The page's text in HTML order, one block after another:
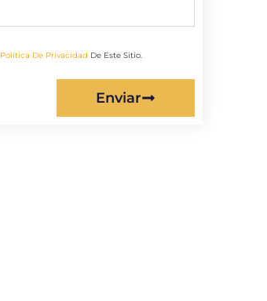
Política De Privacidad De Este Sitio.
Enviar